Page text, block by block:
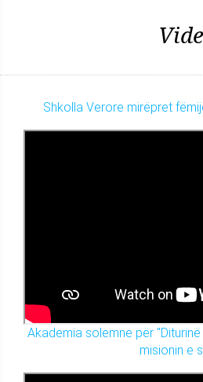
Shkolla Verore mirëpret
Akademia solemne për
misionin e